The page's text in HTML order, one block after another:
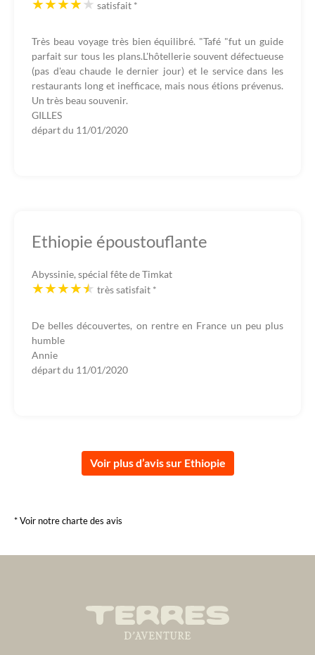
satisfait *
Très beau voyage très bien équilibré. "Tafé "fut un guide
parfait sur tous les plans.L'hôtellerie souvent défectueuse
(pas d'eau chaude le dernier jour) et le service dans les
restaurants long et inefficace, mais nous étions prévenus.
Un très beau souvenir.
GILLES
départ du 11/01/2020
Ethiopie époustouflante
Abyssinie, spécial fête de Timkat
très satisfait *
De belles découvertes, on rentre en France un peu plus
humble
Annie
départ du 11/01/2020
Voir plus d’avis sur Ethiopie
* Voir notre charte des avis